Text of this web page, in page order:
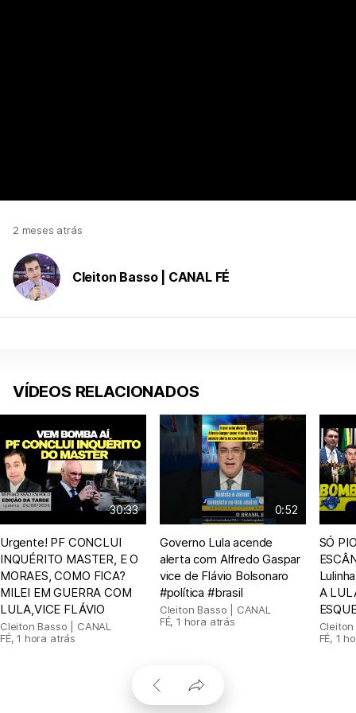
2 meses atrás
Cleiton Basso | CANAL FÉ
VÍDEOS RELACIONADOS
30:33
Urgente! PF CONCLUI
INQUÉRITO MASTER, E O
MORAES, COMO FICA?
MILEI EM GUERRA COM
LULA,VICE FLÁVIO
Cleiton Basso | CANAL
FÉ,1 hora atrás
0:52
Governo Lula acende
alerta com Alfredo Gaspar
vice de Flávio Bolsonaro
#política #brasil
Cleiton Basso | CANAL
FÉ,1 hora atrás
SÓ
A
FÉ, 1